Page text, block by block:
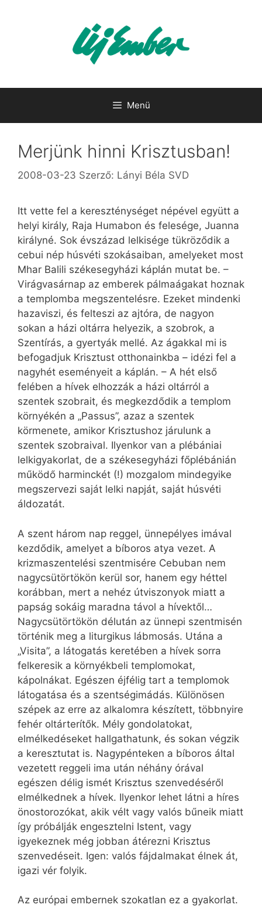
Menü
Merjünk hinni Krisztusban!
2008-03-23 Szerző: Lányi Béla SVD
Itt vette fel a kereszténységet népével együtt a
helyi király, Raja Humabon és felesége, Juanna
királyné. Sok évszázad lelkisége tükröződik a
cebui nép húsvéti szokásaiban, amelyeket most
Mhar Balili székesegyházi káplán mutat be. –
Virágvasárnap az emberek pálmaágakat hoznak
a templomba megszentelésre. Ezeket mindenki
hazaviszi, és felteszi az ajtóra, de nagyon
sokan a házi oltárra helyezik, a szobrok, a
Szentírás, a gyertyák mellé. Az ágakkal mi is
befogadjuk Krisztust otthonainkba – idézi fel a
nagyhét eseményeit a káplán. – A hét első
felében a hívek elhozzák a házi oltárról a
szentek szobrait, és megkezdődik a templom
környékén a „Passus”, azaz a szentek
körmenete, amikor Krisztushoz járulunk a
szentek szobraival. Ilyenkor van a plébániai
lelkigyakorlat, de a székesegyházi főplébánián
működő harminckét (!) mozgalom mindegyike
megszervezi saját lelki napját, saját húsvéti
áldozatát.
A szent három nap reggel, ünnepélyes imával
kezdődik, amelyet a bíboros atya vezet. A
krizmaszentelési szentmisére Cebuban nem
nagycsütörtökön kerül sor, hanem egy héttel
korábban, mert a nehéz útviszonyok miatt a
papság sokáig maradna távol a hívektől…
Nagycsütörtökön délután az ünnepi szentmisén
történik meg a liturgikus lábmosás. Utána a
„Visita”, a látogatás keretében a hívek sorra
felkeresik a környékbeli templomokat,
kápolnákat. Egészen éjfélig tart a templomok
látogatása és a szentségimádás. Különösen
szépek az erre az alkalomra készített, többnyire
fehér oltárterítők. Mély gondolatokat,
elmélkedéseket hallgathatunk, és sokan végzik
a keresztutat is. Nagypénteken a bíboros által
vezetett reggeli ima után néhány órával
egészen délig ismét Krisztus szenvedéséről
elmélkednek a hívek. Ilyenkor lehet látni a híres
önostorozókat, akik vélt vagy valós bűneik miatt
így próbálják engesztelni Istent, vagy
igyekeznek még jobban átérezni Krisztus
szenvedéseit. Igen: valós fájdalmakat élnek át,
igazi vér folyik.
Az európai embernek szokatlan ez a gyakorlat.